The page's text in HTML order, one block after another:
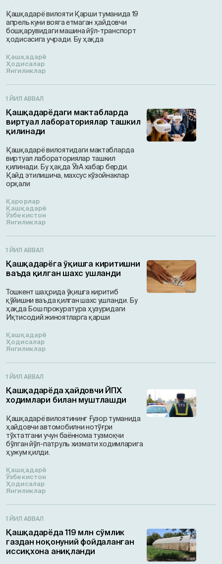
Қашқадарё вилояти Қарши туманида 19
апрель куни вояга етмаган ҳайдовчи
бошқарувидаги машина йўл-транспорт
ҳодисасига учради. Бу ҳақда
Қашқадарё
Ҳодисалар
Янгиликлар
1 ЙИЛ АВВАЛ
Қашқадарёдаги мактабларда
виртуал лабораториялар ташкил
қилинади
Қашқадарё вилоятидаги мактабларда
виртуал лабораториялар ташкил
қилинади. Бу ҳақда ЎзА хабар берди.
Қайд этилишича, махсус кўзойнаклар
орқали
Қарорлар
Қашқадарё
Ўзбекистон
Янгиликлар
1 ЙИЛ АВВАЛ
Қашқадарёга ўқишга киритишни
ваъда қилган шахс ушланди
Тошкент шаҳрида ўқишга киритиб
қўйишни ваъда қилган шахс ушланди. Бу
ҳақда Бош прокуратура ҳузуридаги
Иқтисодий жиноятларга қарши
Қашқадарё
Ҳодисалар
Янгиликлар
1 ЙИЛ АВВАЛ
Қашқадарёда ҳайдовчи ЙПХ
ходимлари билан муштлашди
Қашқадарё вилоятининг Ғузор туманида
ҳайдовчи автомобилни нотўғри
тўхтатгани учун баённома тузмоқчи
бўлган йўл-патруль хизмати ходимларига
ҳужум қилди.
Қашқадарё
Ўзбекистон
Ҳодисалар
Янгиликлар
1 ЙИЛ АВВАЛ
Қашқадарёда 119 млн сўмлик
газдан ноқонуний фойдаланган
иссиқхона аниқланди